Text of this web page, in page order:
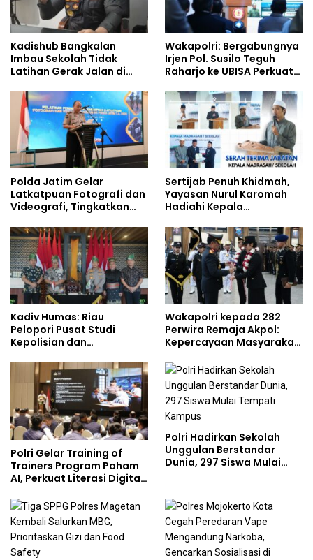
Kadishub Bangkalan
Imbau Sekolah Tidak
Latihan Gerak Jalan di
Wakapolri: Bergabungnya
Irjen Pol. Susilo Teguh
Raharjo ke UBISA Perkuat
Studi Kepolisian
Polda Jatim Gelar
Latkatpuan Fotografi dan
Videografi, Tingkatkan
Era Digital
Sertijab Penuh Khidmah,
Yayasan Nurul Karomah
Hadiahi Kepala
Umrah
Kadiv Humas: Riau
Pelopori Pusat Studi
Kepolisian dan
Policing Masuki Babak
Wakapolri kepada 282
Perwira Remaja Akpol:
Kepercayaan Masyarakat
Polri Gelar Training of
Trainers Program Paham
AI, Perkuat Literasi Digital
Polri Hadirkan Sekolah
Unggulan Berstandar
Dunia, 297 Siswa Mulai